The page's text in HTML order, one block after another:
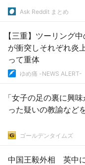
Ask Reddit まとめ
【三重】ツーリング
が衝突しそれぞれ炎
って重体
ゆめ痛 -NEWS ALERT-
「女子の足の裏に興
った疑いの教諭など
ゴールデンタイムズ
中国王毅外相 英中